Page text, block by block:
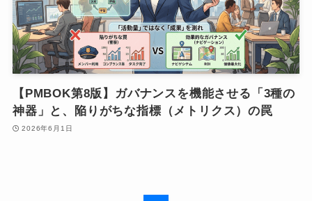
【PMBOK第8版】ガバナンスを機能させる「3種の
神器」と、陥りがちな指標（メトリクス）の罠
2026年6月1日